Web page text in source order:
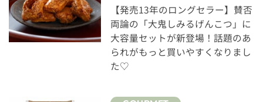
【発売13年のロングセラー】賛否
両論の「大鬼しみるげんこつ」に
大容量セットが新登場！話題のあ
られがもっと買いやすくなりまし
た♡